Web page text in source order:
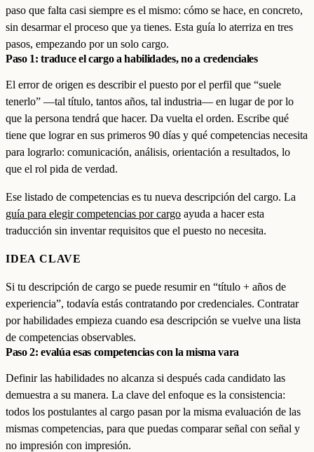
paso que falta casi siempre es el mismo: cómo se hace, en concreto,
sin desarmar el proceso que ya tienes. Esta guía lo aterriza en tres
pasos, empezando por un solo cargo.
Paso 1: traduce el cargo a habilidades, no a credenciales
El error de origen es describir el puesto por el perfil que “suele
tenerlo” —tal título, tantos años, tal industria— en lugar de por lo
que la persona tendrá que hacer. Da vuelta el orden. Escribe qué
tiene que lograr en sus primeros 90 días y qué competencias necesita
para lograrlo: comunicación, análisis, orientación a resultados, lo
que el rol pida de verdad.
Ese listado de competencias es tu nueva descripción del cargo. La
guía para elegir competencias por cargo ayuda a hacer esta
traducción sin inventar requisitos que el puesto no necesita.
IDEA CLAVE
Si tu descripción de cargo se puede resumir en “título + años de
experiencia”, todavía estás contratando por credenciales. Contratar
por habilidades empieza cuando esa descripción se vuelve una lista
de competencias observables.
Paso 2: evalúa esas competencias con la misma vara
Definir las habilidades no alcanza si después cada candidato las
demuestra a su manera. La clave del enfoque es la consistencia:
todos los postulantes al cargo pasan por la misma evaluación de las
mismas competencias, para que puedas comparar señal con señal y
no impresión con impresión.